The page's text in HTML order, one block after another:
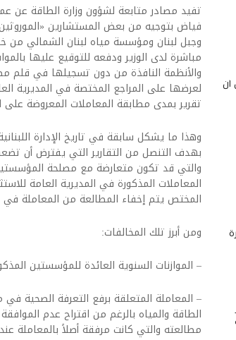
تفيد مصادر متابعة لشؤون وزارة الطاقة عن
فياض بتوجيه من بعض المستشارين
وجبل لبنان ومؤسسة مياه لبنان الشمالي من
مباشرة لدى الوزير ودفعه للتوقيع عليها
والأنظمة النافذة من دون تسجيلها في قلم
لعرضها على المراجع المختصة في المديرية
تقرير بمدى مطابقة المعاملات المعروضة على
وهذا ما يشكل سابقة في تاريخ الإدارة
بهدف التنصل من التقارير التي يفترض أن
والتي قد تكون متعارضة مع مصلحة
المعاملات المذكورة في المديرية العامة
المختص يتم إخفاء المطالعة من المعاملة في
ومن أبرز تلك المخالفات:
– الموازنات السنوية العائدة للمؤسستين
– المعاملة المتعلقة برفع التعرفة الصحية
الطاقة والمياه بالرغم من اقتراح عدم
مطالعته والتي كانت مرفقة أصلاً بالمعاملة
أن